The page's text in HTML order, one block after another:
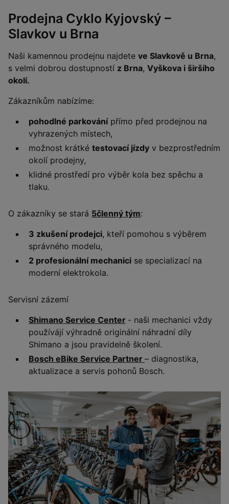
Prodejna Cyklo Kyjovský –
Slavkov u Brna
Naši kamennou prodejnu najdete ve Slavkově u Brna,
s velmi dobrou dostupností z Brna, Vyškova i širšího
okolí.
Zákazníkům nabízíme:
pohodlné parkovánípřímo před prodejnou na
vyhrazených místech,
možnost krátké testovací jízdy v bezprostředním
okolí prodejny,
klidné prostředí pro výběr kola bez spěchu a
tlaku.
O zákazníky se stará 5členný tým:
3 zkušení prodejci, kteří pomohou s výběrem
správného modelu,
2 profesionální mechanici se specializací na
moderní elektrokola.
Servisní zázemí
Shimano Service Center - naši mechanici vždy
používájí výhradně originální náhradní díly
Shimano a jsou pravidelně školení.
Bosch eBike Service Partner – diagnostika,
aktualizace a servis pohonů Bosch.